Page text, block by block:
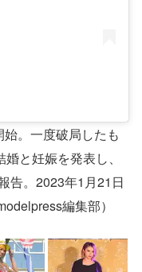
。一度破局したも
と妊娠を発表し、
告。2023年1月21日
編集部）